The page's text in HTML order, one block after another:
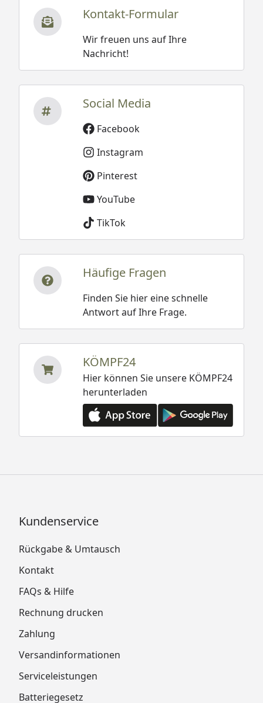
Kontakt-Formular
Wir freuen uns auf Ihre
Nachricht!
Social Media
Facebook
Instagram
Pinterest
YouTube
TikTok
Häufige Fragen
Finden Sie hier eine schnelle
Antwort auf Ihre Frage.
KÖMPF24
Hier können Sie unsere KÖMPF24
herunterladen
Kundenservice
Rückgabe & Umtausch
Kontakt
FAQs & Hilfe
Rechnung drucken
Zahlung
Versandinformationen
Serviceleistungen
Batteriegesetz